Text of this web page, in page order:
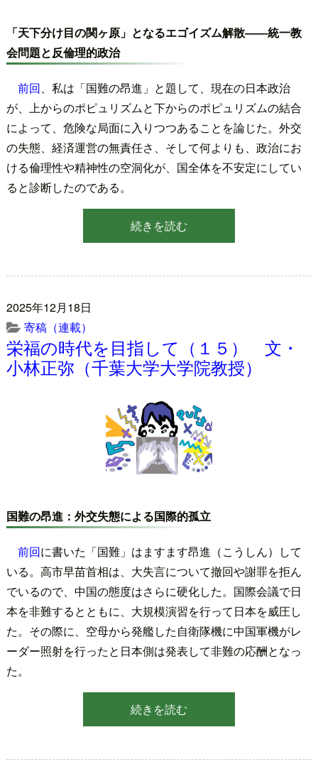
「天下分け目の関ヶ原」となるエゴイズム解散――統一教
会問題と反倫理的政治
前回、私は「国難の昂進」と題して、現在の日本政治
が、上からのポピュリズムと下からのポピュリズムの結合
によって、危険な局面に入りつつあることを論じた。外交
の失態、経済運営の無責任さ、そして何よりも、政治にお
ける倫理性や精神性の空洞化が、国全体を不安定にしてい
ると診断したのである。
続きを読む
2025年12月18日
寄稿（連載）
栄福の時代を目指して（１５） 文・
小林正弥（千葉大学大学院教授）
国難の昂進：外交失態による国際的孤立
前回に書いた「国難」はますます昂進（こうしん）して
いる。高市早苗首相は、大失言について撤回や謝罪を拒ん
でいるので、中国の態度はさらに硬化した。国際会議で日
本を非難するとともに、大規模演習を行って日本を威圧し
た。その際に、空母から発艦した自衛隊機に中国軍機がレ
ーダー照射を行ったと日本側は発表して非難の応酬となっ
た。
続きを読む